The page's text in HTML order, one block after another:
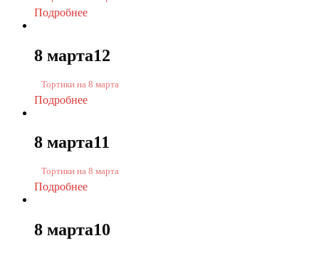
Подробнее
8 марта12
Тортики на 8 марта
Подробнее
8 марта11
Тортики на 8 марта
Подробнее
8 марта10